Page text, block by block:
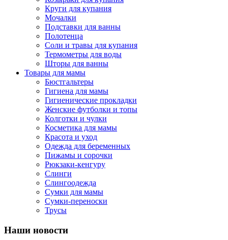
Круги для купания
Мочалки
Подставки для ванны
Полотенца
Соли и травы для купания
Термометры для воды
Шторы для ванны
Товары для мамы
Бюстгальтеры
Гигиена для мамы
Гигиенические прокладки
Женские футболки и топы
Колготки и чулки
Косметика для мамы
Красота и уход
Одежда для беременных
Пижамы и сорочки
Рюкзаки-кенгуру
Слинги
Слингоодежда
Сумки для мамы
Сумки-переноски
Трусы
Наши новости